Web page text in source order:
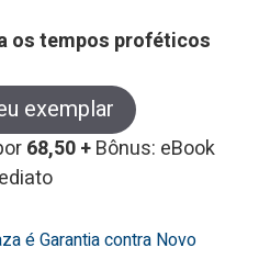
os tempos proféticos
exemplar
68,50 +Bônus: eBook
é Garantia contra Novo